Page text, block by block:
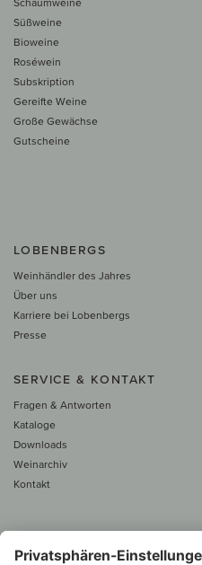
Süßweine
Bioweine
Roséwein
Subskription
Gereifte Weine
Große Gewächse
Gutscheine
LOBENBERGS
Weinhändler des Jahres
Über uns
Karriere bei Lobenbergs
Presse
SERVICE & KONTAKT
Fragen & Antworten
Kataloge
Downloads
Weinarchiv
Kontakt